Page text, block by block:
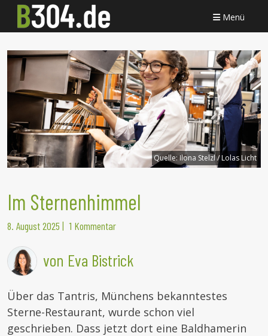
Menü
Quelle:Ilona Stelzl / Lolas Licht
Im Sternenhimmel
8. August 2025| 1 Kommentar
von Eva Bistrick
Über das Tantris, Münchens bekanntestes
Sterne-Restaurant, wurde schon viel
geschrieben. Dass jetzt dort eine Baldhamerin